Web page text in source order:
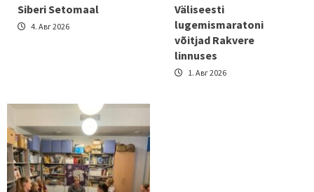
Siberi Setomaal
4. Авг 2026
Väliseesti
lugemismaratoni
võitjad Rakvere
linnuses
1. Авг 2026